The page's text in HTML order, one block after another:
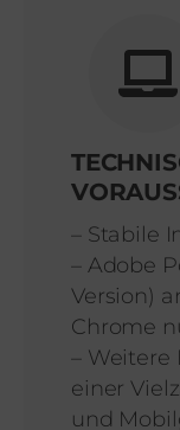
– Stabile
– Adobe
Version)
Chrome
– Weitere
einer
und